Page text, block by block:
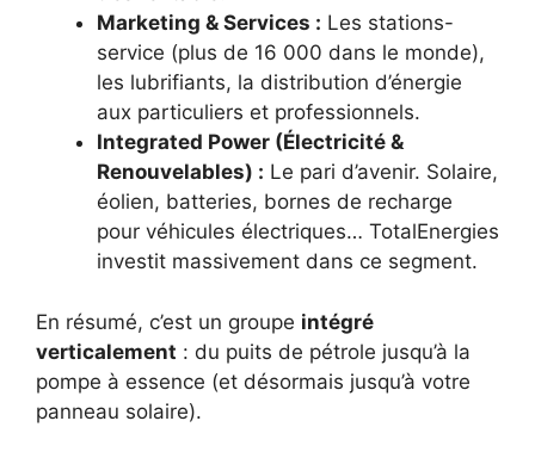
Marketing & Services : Les stations-
service (plus de 16 000 dans le monde),
les lubrifiants, la distribution d’énergie
aux particuliers et professionnels.
Integrated Power (Électricité &
Renouvelables) : Le pari d’avenir. Solaire,
éolien, batteries, bornes de recharge
pour véhicules électriques… TotalEnergies
investit massivement dans ce segment.
En résumé, c’est un groupe intégré
verticalement : du puits de pétrole jusqu’à la
pompe à essence (et désormais jusqu’à votre
panneau solaire).